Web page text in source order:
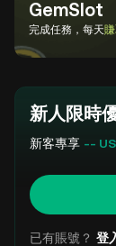
GemSlot
完成任務，每天
新人限時
新客專享 --
已有賬號？ 登